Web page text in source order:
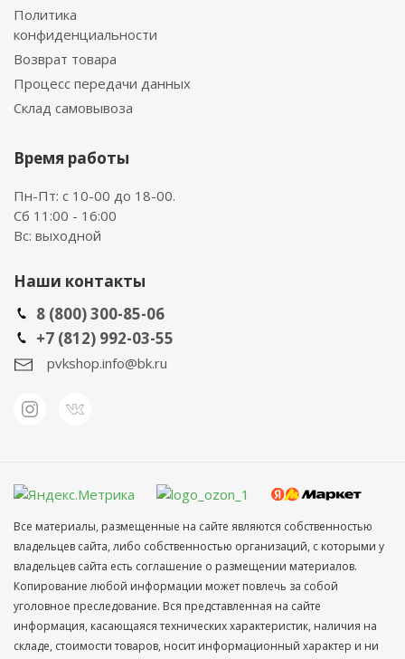
Политика
конфиденциальности
Возврат товара
Процесс передачи данных
Склад самовывоза
Время работы
Пн-Пт: с 10-00 до 18-00.
Сб 11:00 - 16:00
Вс: выходной
Наши контакты
8 (800) 300-85-06
+7 (812) 992-03-55
pvkshop.info@bk.ru
Все материалы, размещенные на сайте являются собственностью
владельцев сайта, либо собственностью организаций, с которыми у
владельцев сайта есть соглашение о размещении материалов.
Копирование любой информации может повлечь за собой
уголовное преследование. Вся представленная на сайте
информация, касающаяся технических характеристик, наличия на
складе, стоимости товаров, носит информационный характер и ни